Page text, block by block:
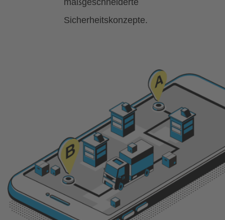
maßgeschneiderte
Sicherheitskonzepte.